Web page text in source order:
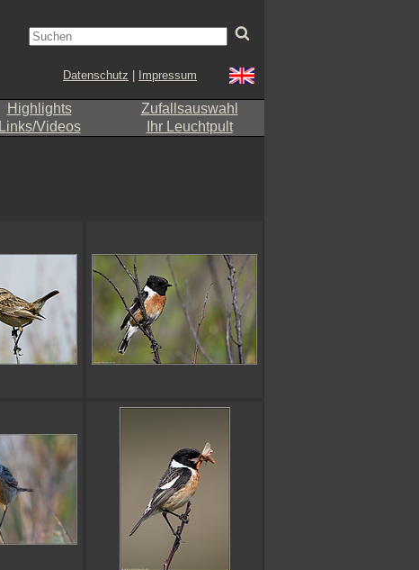
Datenschutz Impressum
Highlights
Zufallsauswahl
Links/Videos Ihr Leuchtpult